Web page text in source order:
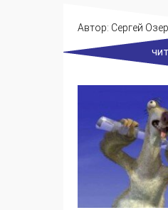
Автор: Сергей